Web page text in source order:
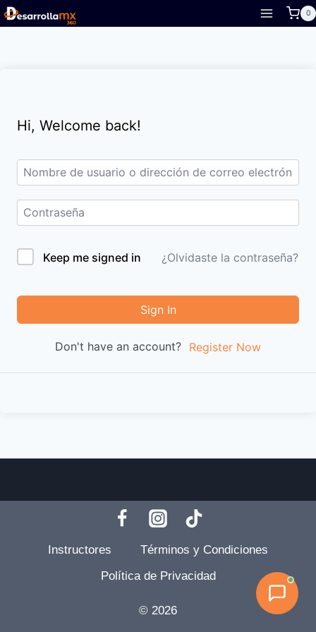
Skip
to
0
Hi, Welcome back!
Keep me signed in ¿Olvidaste la contraseña?
Sign In
Don't have an account? Register Now
Instructores
Términos y Condiciones
Política de Privacidad
© 2026